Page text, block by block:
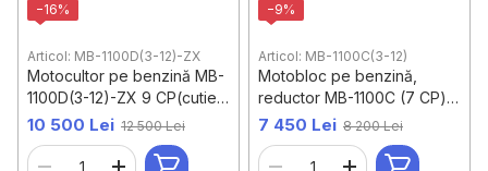
−16%
Articol: MB-1100D(3-12)-ZX
Motocultor pe benzină MB-
1100D(3-12)-ZX 9 CP(cutie
de viteze 3+1)
10 500 Lei 12 500 Lei
−9%
Articol: MB-1100С(3-12)
Motobloc pe benzină,
reductor MB-1100С (7 CP)
(cutie de viteze 3+1), roată
4*10
7 450 Lei 8 200 Lei